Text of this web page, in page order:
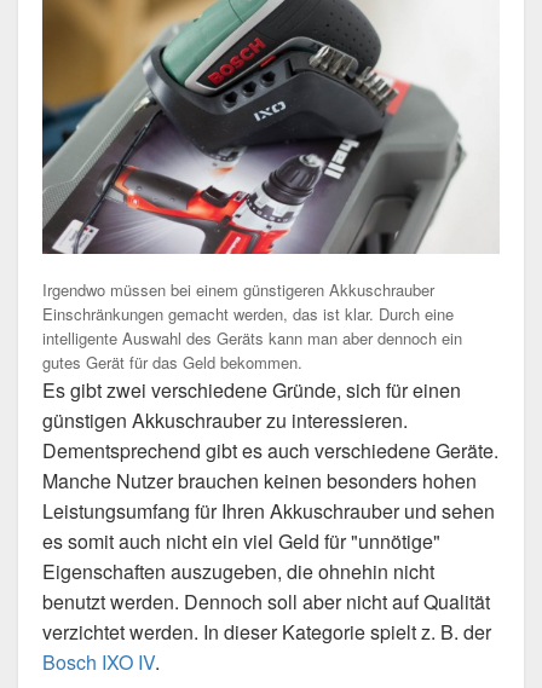
Irgendwo müssen bei einem günstigeren Akkuschrauber
Einschränkungen gemacht werden, das ist klar. Durch eine
intelligente Auswahl des Geräts kann man aber dennoch ein
gutes Gerät für das Geld bekommen.
Es gibt zwei verschiedene Gründe, sich für einen
günstigen Akkuschrauber zu interessieren.
Dementsprechend gibt es auch verschiedene Geräte.
Manche Nutzer brauchen keinen besonders hohen
Leistungsumfang für Ihren Akkuschrauber und sehen
es somit auch nicht ein viel Geld für "unnötige"
Eigenschaften auszugeben, die ohnehin nicht
benutzt werden. Dennoch soll aber nicht auf Qualität
verzichtet werden. In dieser Kategorie spielt z. B. der
Bosch IXO IV.